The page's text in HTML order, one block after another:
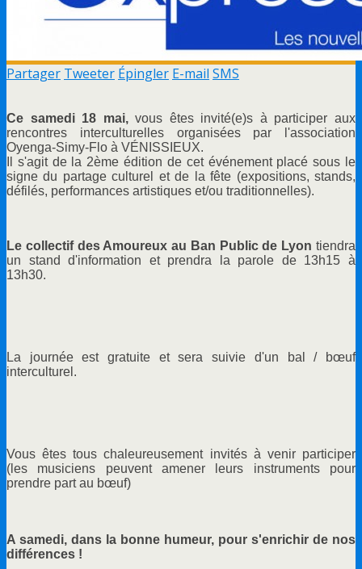
Partager Tweeter Épingler E-mail SMS
Ce samedi 18 mai,vous êtes invité(e)s à participer aux
rencontres interculturelles organisées par l'association
Oyenga-Simy-Flo à VÉNISSIEUX.
Il s'agit de la 2ème édition de cet événement placé sous le
signe du partage culturel et de la fête (expositions, stands,
défilés, performances artistiques et/ou traditionnelles).
Le collectif des Amoureux au Ban Public de Lyon tiendra
un stand d'information et prendra la parole de 13h15 à
13h30.
La journée est gratuite et sera suivie d'un bal / bœuf
interculturel.
Vous êtes tous chaleureusement invités à venir participer
(les musiciens peuvent amener leurs instruments pour
prendre part au bœuf)
A samedi, dans la bonne humeur, pour s'enrichir de nos
différences !